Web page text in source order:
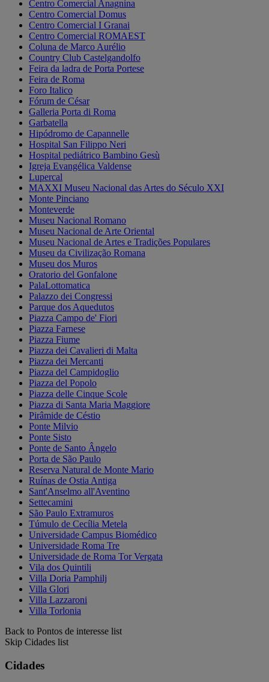
Centro Comercial Anagnina
Centro Comercial Domus
Centro Comercial I Granai
Centro Comercial ROMAEST
Coluna de Marco Aurélio
Country Club Castelgandolfo
Feira da ladra de Porta Portese
Feira de Roma
Foro Italico
Fórum de César
Galleria Porta di Roma
Garbatella
Hipódromo de Capannelle
Hospital San Filippo Neri
Hospital pediátrico Bambino Gesù
Igreja Evangélica Valdense
Lupercal
MAXXI Museu Nacional das Artes do Século XXI
Monte Pinciano
Monteverde
Museu Nacional Romano
Museu Nacional de Arte Oriental
Museu Nacional de Artes e Tradições Populares
Museu da Civilização Romana
Museu dos Muros
Oratorio del Gonfalone
PalaLottomatica
Palazzo dei Congressi
Parque dos Aquedutos
Piazza Campo de' Fiori
Piazza Farnese
Piazza Fiume
Piazza dei Cavalieri di Malta
Piazza dei Mercanti
Piazza del Campidoglio
Piazza del Popolo
Piazza delle Cinque Scole
Piazza di Santa Maria Maggiore
Pirâmide de Céstio
Ponte Milvio
Ponte Sisto
Ponte de Santo Ângelo
Porta de São Paulo
Reserva Natural de Monte Mario
Ruínas de Ostia Antiga
Sant'Anselmo all'Aventino
Settecamini
São Paulo Extramuros
Túmulo de Cecília Metela
Universidade Campus Biomédico
Universidade Roma Tre
Universidade de Roma Tor Vergata
Vila dos Quintili
Villa Doria Pamphilj
Villa Glori
Villa Lazzaroni
Villa Torlonia
Back to Pontos de interesse list
Skip Cidades list
Cidades